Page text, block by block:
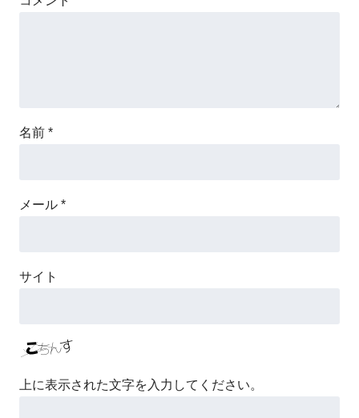
名前 *
メール *
サイト
上に表示された文字を入力してください。